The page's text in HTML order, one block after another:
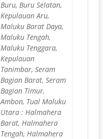
Buru, Buru Selatan,
Kepulauan Aru,
Maluku Barat Daya,
Maluku Tengah,
Maluku Tenggara,
Kepulauan
Tanimbar, Seram
Bagian Barat, Seram
Bagian Timur,
Ambon, Tual Maluku
Utara : Halmahera
Barat, Halmahera
Tengah, Halmahera